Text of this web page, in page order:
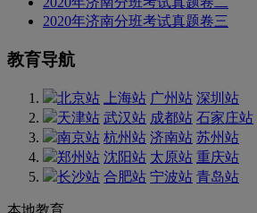
2020年济南分班考试真题卷三
教育导航
北京站 上海站 广州站 深圳站
天津站 武汉站 成都站 石家庄站
南京站 杭州站 济南站 苏州站
郑州站 沈阳站 太原站 重庆站
长沙站 合肥站 宁波站 青岛站
本地教育